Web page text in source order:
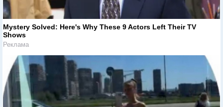
Mystery Solved: Here's Why These 9 Actors Left Their TV
Shows
Реклама